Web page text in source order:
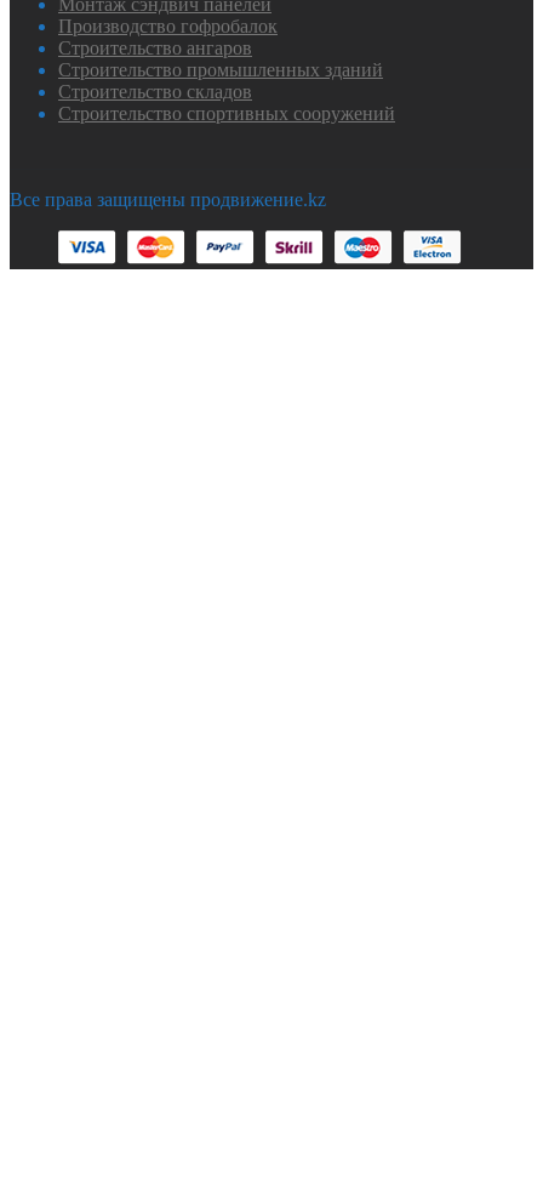
Производство гофробалок
Строительство ангаров
Строительство промышленных зданий
Строительство складов
Строительство спортивных сооружений
Все права защищены продвижение.kz